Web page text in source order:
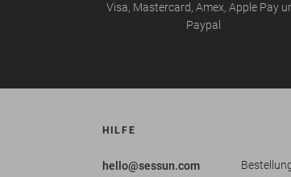
Visa, Mastercard, Amex, Apple Pay
Paypal
HILFE
hello@sessun.com